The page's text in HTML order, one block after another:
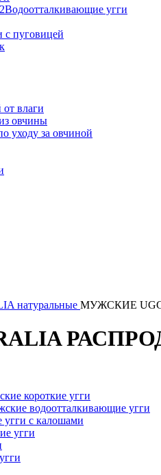
Водоотталкивающие угги
с пуговицей
влаги
овчины
уходу за овчиной
натуральные МУЖСКИЕ
короткие угги
водоотталкивающие угги
с калошами
угги